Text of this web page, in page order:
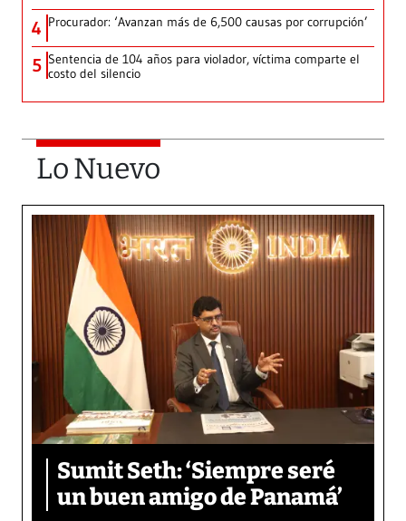
4 Procurador: ‘Avanzan más de 6,500 causas por corrupción’
5 Sentencia de 104 años para violador, víctima comparte el
costo del silencio
Lo Nuevo
Sumit Seth: ‘Siempre seré
un buen amigo de Panamá’